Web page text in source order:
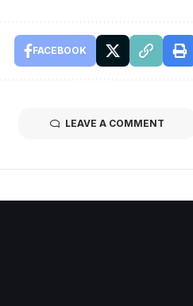
FACEBOOK
LEAVE A COMMENT